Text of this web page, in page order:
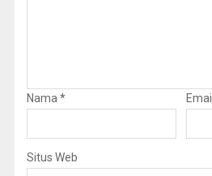
Nama * Email
Situs Web